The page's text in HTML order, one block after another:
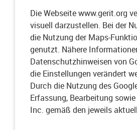
Die Webseite www.gerit.org
visuell darzustellen. Bei der
die Nutzung der Maps-
genutzt. Nähere
Datenschutzhinweisen von
die Einstellungen verändert
Durch die Nutzung des
Erfassung, Bearbeitung
Inc. gemäß den jeweils